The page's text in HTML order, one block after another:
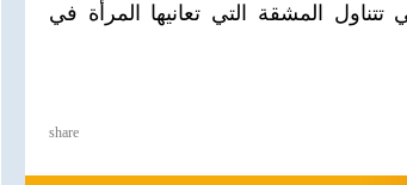
المشقة التي تعانيها المرأة في
share